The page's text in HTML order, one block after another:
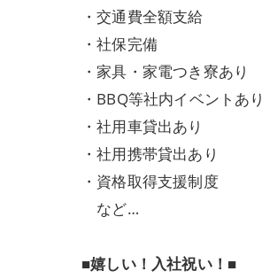
・交通費全額支給
・社保完備
・家具・家電つき寮あり
・BBQ等社内イベントあり
・社用車貸出あり
・社用携帯貸出あり
・資格取得支援制度
など…
■嬉しい！入社祝い！■